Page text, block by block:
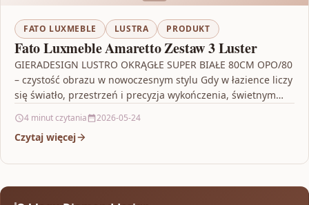
FATO LUXMEBLE LUSTRA PRODUKT
Fato Luxmeble Amaretto Zestaw 3 Luster
GIERADESIGN LUSTRO OKRĄGŁE SUPER BIAŁE 80CM OPO/80
– czystość obrazu w nowoczesnym stylu Gdy w łazience liczy
się światło, przestrzeń i precyzja wykończenia, świetnym…
4 minut czytania 2026-05-24
Czytaj więcej